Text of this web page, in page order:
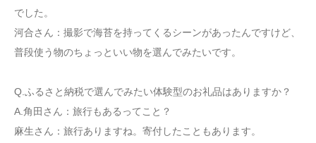
でした。
河合さん：撮影で海苔を持ってくるシーンがあったんですけど、
普段使う物のちょっといい物を選んでみたいです。
Q.ふるさと納税で選んでみたい体験型のお礼品はありますか？
A.角田さん：旅行もあるってこと？
麻生さん：旅行ありますね。寄付したこともあります。